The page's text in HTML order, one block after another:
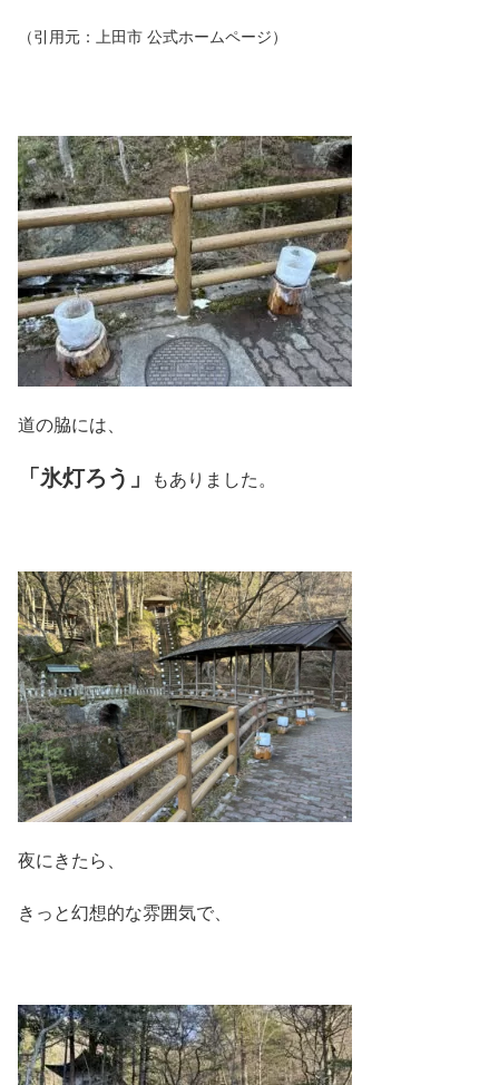
（引用元：上田市 公式ホームページ）
道の脇には、
「氷灯ろう」 もありました。
夜にきたら、
きっと幻想的な雰囲気で、